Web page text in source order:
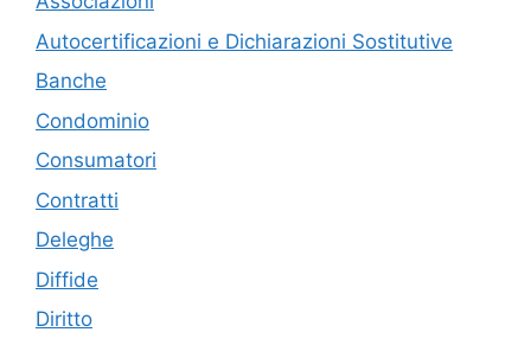
Autocertificazioni e Dichiarazioni Sostitutive
Banche
Condominio
Consumatori
Contratti
Deleghe
Diffide
Diritto